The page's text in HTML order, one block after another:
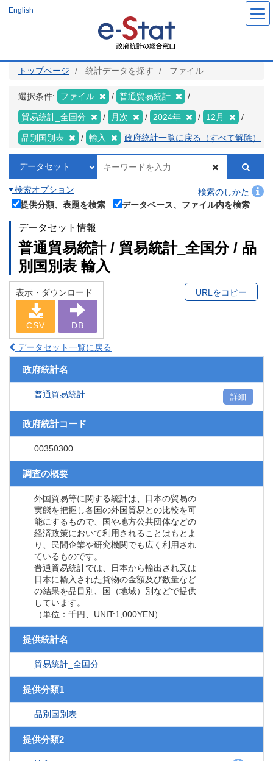
ツ
English
トップページ 統計データを探す ファイル
選択条件: ファイル 普通貿易統計
貿易統計_全国分 月次 2024年 12月
品別国別表 輸入 政府統計一覧に戻る（すべて解除）
検索オプション
検索のしかた
提供分類、表題を検索
データベース、ファイル内を検索
データセット情報
普通貿易統計 / 貿易統計_全国分 / 品
別国別表 輸入
表示・ダウンロード
CSV DB
URLをコピー
データセット一覧に戻る
政府統計名
普通貿易統計 詳細
政府統計コード
00350300
調査の概要
外国貿易等に関する統計は、日本の貿易の
実態を把握し各国の外国貿易との比較を可
能にするもので、国や地方公共団体などの
経済政策において利用されることはもとよ
り、民間企業や研究機関でも広く利用され
ているものです。
普通貿易統計では、日本から輸出され又は
日本に輸入された貨物の金額及び数量など
の結果を品目別、国（地域）別などで提供
しています。
（単位：千円、UNIT:1,000YEN）
提供統計名
貿易統計_全国分
提供分類1
品別国別表
提供分類2